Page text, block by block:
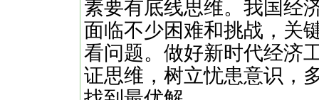
素要有底线思维。我国经
面临不少困难和挑战，关
看问题。做好新时代经济
证思维，树立忧患意识，